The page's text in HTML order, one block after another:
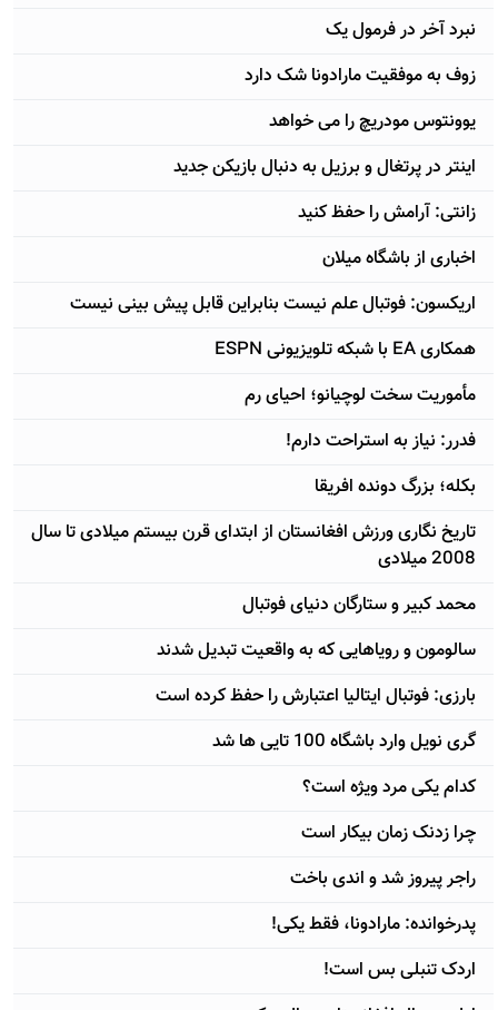
نبرد آخر در فرمول یک
زوف به موفقیت مارادونا شک دارد
یوونتوس مودریچ را می خواهد
اینتر در پرتغال و برزیل به دنبال بازیکن جدید
زانتی: آرامش را حفظ کنید
اخباری از باشگاه میلان
اریکسون: فوتبال علم نیست بنابراین قابل پیش بینی نیست
همکاری EA با شبکه تلویزیونی ESPN
مأموریت سخت لوچیانو؛ احیای رم
فدرر: نیاز به استراحت دارم!
بکله؛ بزرگ دونده افریقا
تاریخ نگاری ورزش افغانستان از ابتدای قرن بیستم میلادی تا سال
2008 میلادی
محمد کبیر و ستارگان دنیای فوتبال
سالومون و رویاهایی که به واقعیت تبدیل شدند
بارزی: فوتبال ایتالیا اعتبارش را حفظ کرده است
گری نویل وارد باشگاه 100 تایی ها شد
کدام یکی مرد ویژه است؟
چرا زدنک زمان بیکار است
راجر پیروز شد و اندی باخت
پدرخوانده: مارادونا، فقط یکی!
اردک تنبلی بس است!